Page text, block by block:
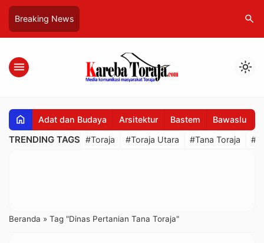
Breaking News search
menu light_mode
home Adat dan Budaya Arsitektur Bastem Bawaslu
TRENDING TAGS #Toraja #Toraja Utara #Tana Toraja
Beranda » Tag "Dinas Pertanian Tana Toraja"